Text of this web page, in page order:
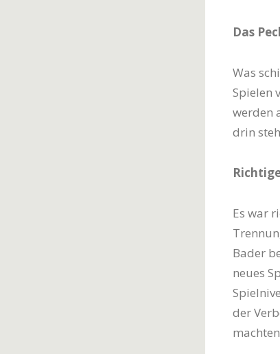
Das
Was
Spielen
werden
drin
Es war
Bader
neues
der